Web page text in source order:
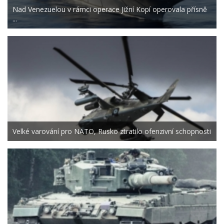
Nad Venezuelou v rámci operace Jižní Kopí operovala přísně
...
Velké varování pro NATO, Rusko ztratilo ofenzivní schopnosti